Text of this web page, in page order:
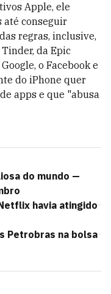
Apple, ele
até conseguir
regras, inclusive,
da Epic
o Facebook e
do iPhone quer
apps e que "abusa
do mundo —
havia atingido
Petrobras na bolsa